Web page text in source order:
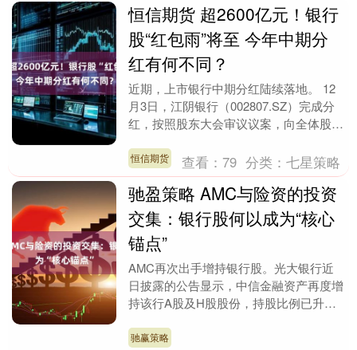
恒信期货 超2600亿元！银行
股“红包雨”将至 今年中期分
红有何不同？
近期，上市银行中期分红陆续落地。 12
月3日，江阴银行（002807.SZ）完成分
红，按照股东大会审议议案，向全体股东
派发....
恒信期货 查看：79 分类：七星策略
驰盈策略 AMC与险资的投资
交集：银行股何以成为“核心
锚点”
AMC再次出手增持银行股。光大银行近
日披露的公告显示，中信金融资产再度增
持该行A股及H股股份，持股比例已升至
增持光大....
驰赢策略